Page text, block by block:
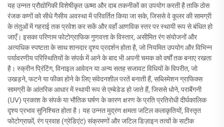
यह उन्नत प्रौद्योगिकी विशेषीकृत ऊष्मा और दाब तकनीकों का उपयोग करती है ताकि ठोस
रंजक कणों को सीधे गैसीय अवस्था में परिवर्तित किया जा सके, जिससे वे कूलर की सामग्री
के तंतुओं में गहराई तक प्रवेश कर सकें और वहाँ आणविक स्तर पर स्थायी रूप से बंधित हो
जाएँ। इसका परिणाम फोटोग्राफिक गुणवत्ता के विस्तार, असीमित रंग संयोजनों और
अत्यधिक स्पष्टता के साथ शानदार दृश्य प्रदर्शन होता है, जो नियमित उपयोग और विभिन्न
पर्यावरणीय परिस्थितियों के संपर्क में आने के बाद भी अपनी चमक को वर्षों तक बनाए रखता
है। स्क्रीन प्रिंटिंग, विनाइल आवेदन या अन्य सतह सजावट विधियों के विपरीत, जो
उखड़ने, फटने या फीका होने के लिए संवेदनशील परतें बनाती हैं, सब्लिमेशन ग्राफिक्स
सामग्री के आंतरिक आधार में स्थायी रूप से एम्बेडेड हो जाते हैं, जिससे धोने, पराबैंगनी
(UV) प्रकाश के संपर्क या भौतिक घर्षण के कारण क्षरण के प्रति प्रतिरोधी दीर्घकालिक
दृश्य प्रभाव सुनिश्चित होता है। यह उन्नत मुद्रण क्षमता जटिल कलाकृतियों, विस्तृत
फोटोग्राफ़ों, रंग प्रवाह (ग्रेडिएंट) संक्रमणों और जटिल डिज़ाइन तत्वों के सटीक